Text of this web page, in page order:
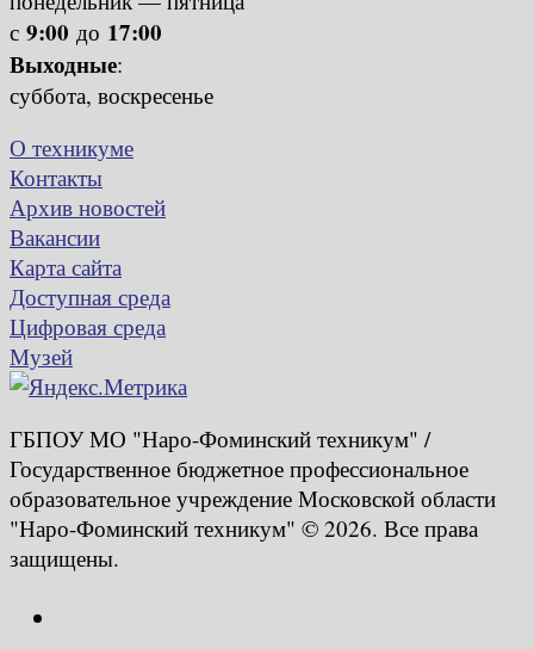
с 9:00 до 17:00
Выходные:
суббота, воскресенье
О техникуме
Контакты
Архив новостей
Вакансии
Карта сайта
Доступная среда
Цифровая среда
Музей
ГБПОУ МО "Наро-Фоминский техникум" /
Государственное бюджетное профессиональное
образовательное учреждение Московской области
"Наро-Фоминский техникум" © 2026. Все права
защищены.